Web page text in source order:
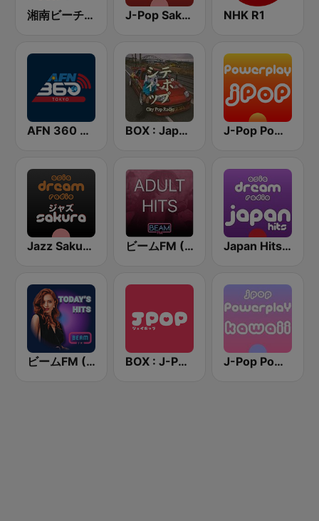
湘南ビーチFM (Shonan Beach FM) J-Pop Sakura 懐かしい NHK R1
AFN 360 Tokyo (Japan Only) BOX : Japan City Pop -日本のシティポップ J-Pop Powerplay
Jazz Sakura - asia DREAM radio ビームFM (Beam FM) - Adult Hits Japan Hits - Asia DREAM Radio
ビームFM (Beam FM) BOX : J-POP Radio - ジェイポップ 無線 J-Pop Powerplay Kawaii